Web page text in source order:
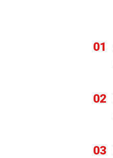
01
02
03